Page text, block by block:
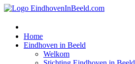
Home
Eindhoven in Beeld
Welkom